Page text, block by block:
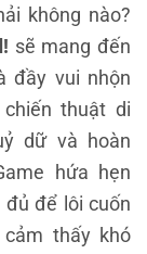
không nào?
sẽ mang đến
đầy vui nhộn
thuật di
dữ và hoàn
hứa hẹn
để lôi cuốn
thấy khó